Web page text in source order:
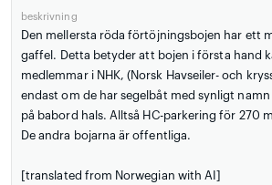
beskrivning
Den mellersta röda förtöjningsbojen har ett
gaffel. Detta betyder att bojen i första hand
medlemmar i NHK, (Norsk Havseiler- och
endast om de har segelbåt med synligt
på babord hals. Alltså HC-parkering för 270
De andra bojarna är offentliga.
[translated from Norwegian with AI]